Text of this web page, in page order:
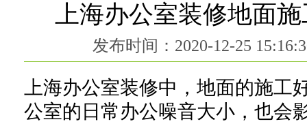
上海办公室装修地面
发布时间：2020-12-25
上海办公室装修中，地面的施
公室的日常办公噪音大小，也会